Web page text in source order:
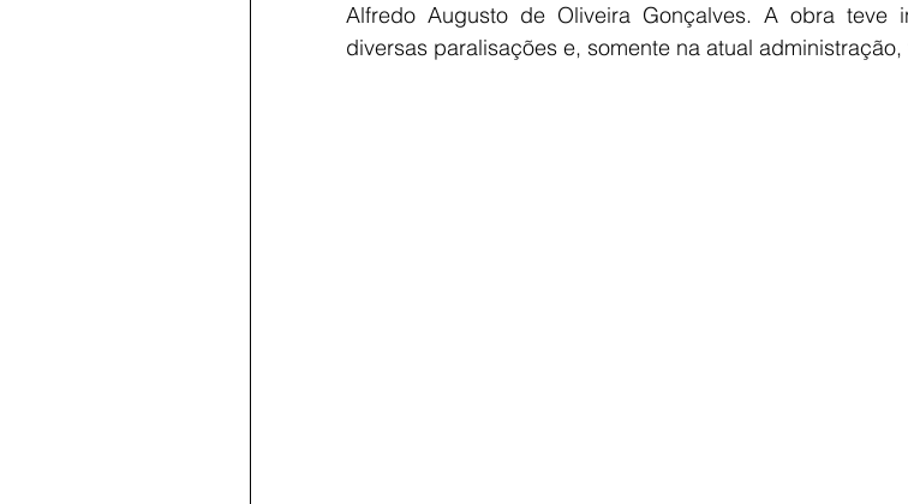
Alfredo Augusto de Oliveira Gonçalves. A obra teve
diversas paralisações e, somente na atual